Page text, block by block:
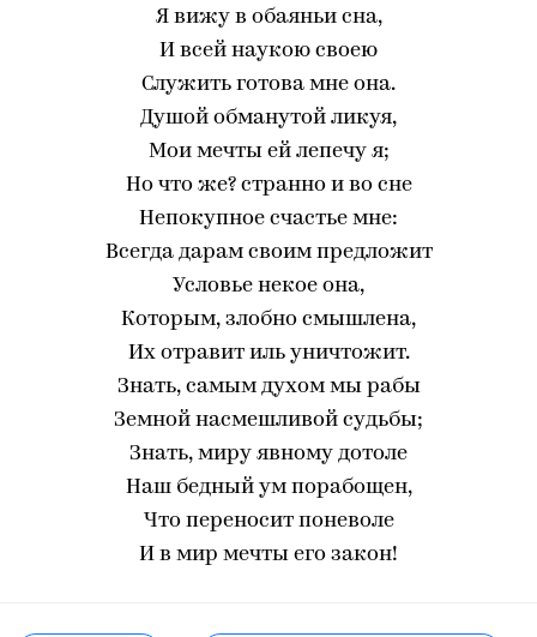
Я вижу в обаяньи сна,
И всей наукою своею
Служить готова мне она.
Душой обманутой ликуя,
Мои мечты ей лепечу я;
Но что же? странно и во сне
Непокупное счастье мне:
Всегда дарам своим предложит
Условье некое она,
Которым, злобно смышлена,
Их отравит иль уничтожит.
Знать, самым духом мы рабы
Земной насмешливой судьбы;
Знать, миру явному дотоле
Наш бедный ум порабощен,
Что переносит поневоле
И в мир мечты его закон!